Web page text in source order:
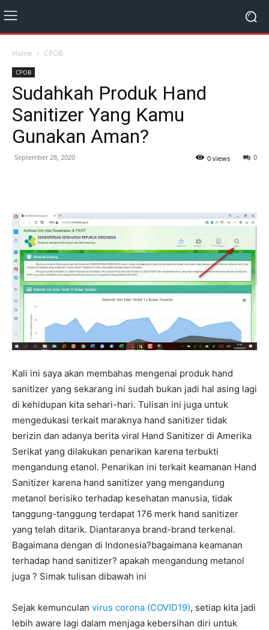
Home CPOB
CPOB
Sudahkah Produk Hand
Sanitizer Yang Kamu
Gunakan Aman?
September 28, 2020 0
0 views
Kali ini saya akan membahas mengenai produk hand
sanitizer yang sekarang ini sudah bukan jadi hal asing lagi
di kehidupan kita sehari-hari. Tulisan ini juga untuk
mengedukasi terkait maraknya hand sanitizer tidak
berizin dan adanya berita viral Hand Sanitizer di Amerika
Serikat yang dilakukan penarikan karena terbukti
mengandung etanol. Penarikan ini terkait keamanan Hand
Sanitizer karena hand sanitizer yang mengandung
metanol berisiko terhadap kesehatan manusia, tidak
tanggung-tanggung terdapat 176 merk hand sanitizer
yang telah ditarik. Diantaranya brand-brand terkenal.
Bagaimana dengan di Indonesia?bagaimana keamanan
terhadap hand sanitizer? apakah mengandung metanol
juga ? Simak tulisan dibawah ini
Sejak kemunculan virus corona (COVID19), setiap kita jadi
lebih aware lagi dalam menjaga kebersihan diri untuk